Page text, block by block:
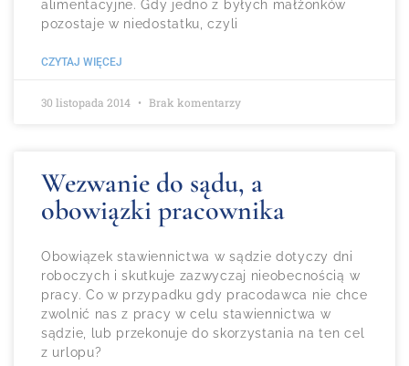
alimentacyjne. Gdy jedno z byłych małżonków
pozostaje w niedostatku, czyli
CZYTAJ WIĘCEJ
30 listopada 2014 Brak komentarzy
Wezwanie do sądu, a
obowiązki pracownika
Obowiązek stawiennictwa w sądzie dotyczy dni
roboczych i skutkuje zazwyczaj nieobecnością w
pracy. Co w przypadku gdy pracodawca nie chce
zwolnić nas z pracy w celu stawiennictwa w
sądzie, lub przekonuje do skorzystania na ten cel
z urlopu?